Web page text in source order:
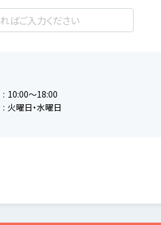
10:00～18:00
火曜日・水曜日